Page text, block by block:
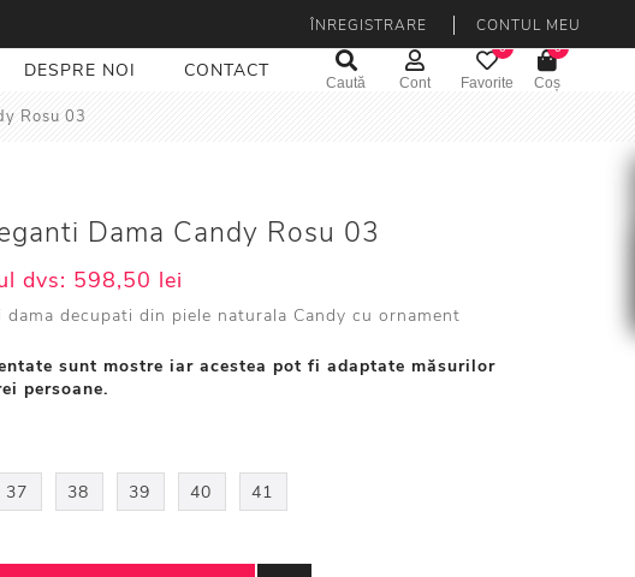
ÎNREGISTRARE CONTUL MEU
DESPRE NOI CONTACT
Caută Cont Favorite
0
Coș
0
Rosu 03
Dama Candy Rosu 03
dvs: 598,50 lei
dama decupati din piele naturala Candy cu ornament
sunt mostre iar acestea pot fi adaptate măsurilor
persoane.
37 38 39 40 41